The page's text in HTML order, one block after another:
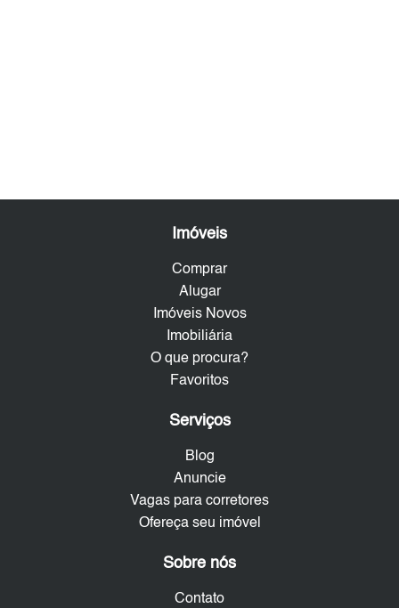
Imóveis
Comprar
Alugar
Imóveis Novos
Imobiliária
O que procura?
Favoritos
Serviços
Blog
Anuncie
Vagas para corretores
Ofereça seu imóvel
Sobre nós
Contato